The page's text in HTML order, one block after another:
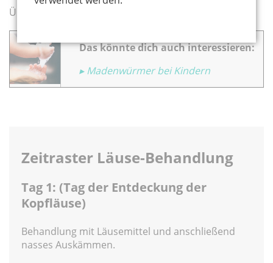
Übertragung darüber selten.
Das könnte dich auch interessieren:
▸ Madenwürmer bei Kindern
Zeitraster Läuse-Behandlung
Tag 1: (Tag der Entdeckung der
Kopfläuse)
Behandlung mit Läusemittel und anschließend
nasses Auskämmen.